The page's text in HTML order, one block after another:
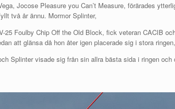
Jocose Pleasure you Can’t Measure, förärades
två år ännu. Mormor Splinter,
25 Foulby Chip Off the Old Block, fick veteran CACIB
att glänsa då hon åter igen placerade sig i stora
Splinter visade sig från sin allra bästa sida i ringen